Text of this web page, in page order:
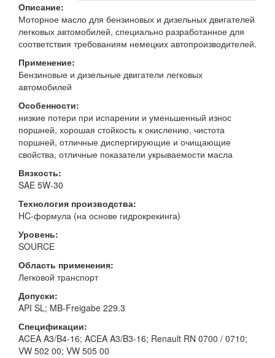
Описание:
Моторное масло для бензиновых и дизельных двигателей
легковых автомобилей, специально разработанное для
соответствия требованиям немецких автопроизводителей.
Применение:
Бензиновые и дизельные двигатели легковых
автомобилей
Особенности:
низкие потери при испарении и уменьшенный износ
поршней, хорошая стойкость к окислению, чистота
поршней, отличные диспергирующие и очищающие
свойства, отличные показатели укрываемости масла
Вязкость:
SAE 5W-30
Технология производства:
HC-формула (на основе гидрокрекинга)
Уровень:
SOURCE
Область применения:
Легковой транспорт
Допуски:
API SL; MB-Freigabe 229.3
Спецификации:
ACEA A3/B4-16; ACEA A3/B3-16; Renault RN 0700 / 0710;
VW 502 00; VW 505 00